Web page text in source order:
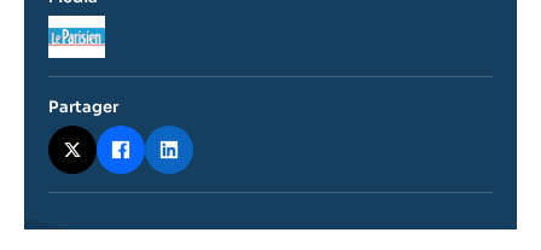
Logo
Partager